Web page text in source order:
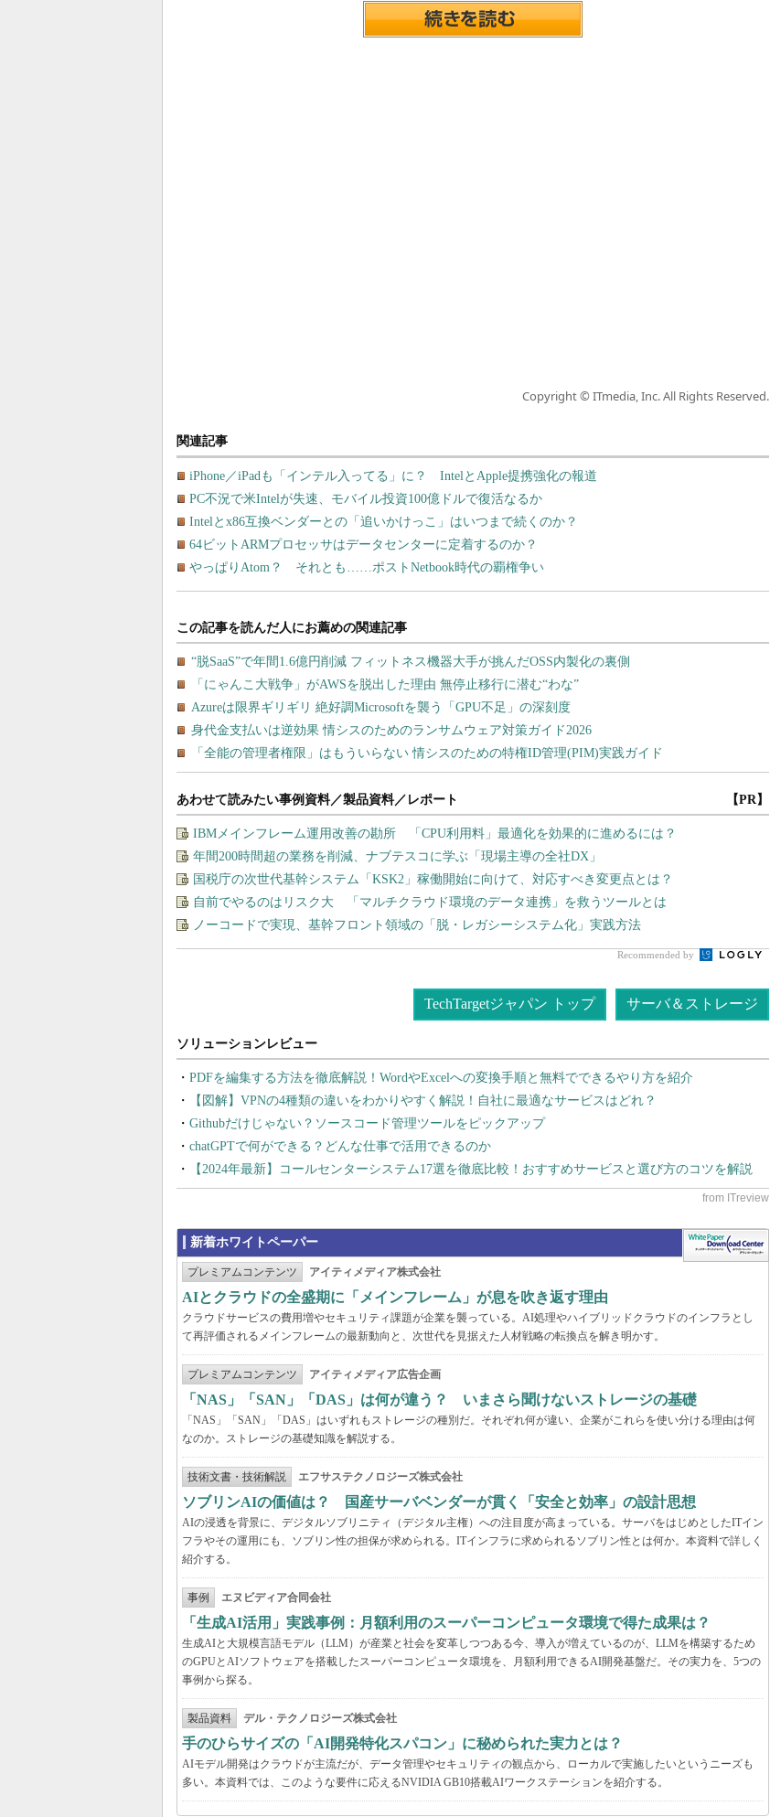
Copyright © ITmedia, Inc. All Rights Reserved.
関連記事
iPhone／iPadも「インテル入ってる」に？ IntelとApple提携強化の報道
PC不況で米Intelが失速、モバイル投資100億ドルで復活なるか
Intelとx86互換ベンダーとの「追いかけっこ」はいつまで続くのか？
64ビットARMプロセッサはデータセンターに定着するのか？
やっぱりAtom？ それとも……ポストNetbook時代の覇権争い
あわせて読みたい事例資料／製品資料／レポート 【PR】
IBMメインフレーム運用改善の勘所 「CPU利用料」最適化を効果的に進めるには？
年間200時間超の業務を削減、ナブテスコに学ぶ「現場主導の全社DX」
国税庁の次世代基幹システム「KSK2」稼働開始に向けて、対応すべき変更点とは？
自前でやるのはリスク大 「マルチクラウド環境のデータ連携」を救うツールとは
ノーコードで実現、基幹フロント領域の「脱・レガシーシステム化」実践方法
Recommended by
TechTargetジャパン トップ サーバ＆ストレージ
PDFを編集する方法を徹底解説！WordやExcelへの変換手順と無料でできるやり方を紹介
【図解】VPNの4種類の違いをわかりやすく解説！自社に最適なサービスはどれ？
Githubだけじゃない？ソースコード管理ツールをピックアップ
chatGPTで何ができる？どんな仕事で活用できるのか
【2024年最新】コールセンターシステム17選を徹底比較！おすすめサービスと選び方のコツを解説
新着ホワイトペーパー
プレミアムコンテンツ アイティメディア株式会社
AIとクラウドの全盛期に「メインフレーム」が息を吹き返す理由
クラウドサービスの費用増やセキュリティ課題が企業を襲っている。AI処理やハイブリッドクラウドのインフラとし
て再評価されるメインフレームの最新動向と、次世代を見据えた人材戦略の転換点を解き明かす。
プレミアムコンテンツ アイティメディア広告企画
「NAS」「SAN」「DAS」は何が違う？ いまさら聞けないストレージの基礎
「NAS」「SAN」「DAS」はいずれもストレージの種別だ。それぞれ何が違い、企業がこれらを使い分ける理由は何
なのか。ストレージの基礎知識を解説する。
技術文書・技術解説 エフサステクノロジーズ株式会社
ソブリンAIの価値は？ 国産サーバベンダーが貫く「安全と効率」の設計思想
AIの浸透を背景に、デジタルソブリニティ（デジタル主権）への注目度が高まっている。サーバをはじめとしたITイン
フラやその運用にも、ソブリン性の担保が求められる。ITインフラに求められるソブリン性とは何か。本資料で詳しく
紹介する。
事例 エヌビディア合同会社
「生成AI活用」実践事例：月額利用のスーパーコンピュータ環境で得た成果は？
生成AIと大規模言語モデル（LLM）が産業と社会を変革しつつある今、導入が増えているのが、LLMを構築するため
のGPUとAIソフトウェアを搭載したスーパーコンピュータ環境を、月額利用できるAI開発基盤だ。その実力を、5つの
事例から探る。
製品資料 デル・テクノロジーズ株式会社
手のひらサイズの「AI開発特化スパコン」に秘められた実力とは？
AIモデル開発はクラウドが主流だが、データ管理やセキュリティの観点から、ローカルで実施したいというニーズも
多い。本資料では、このような要件に応えるNVIDIA GB10搭載AIワークステーションを紹介する。